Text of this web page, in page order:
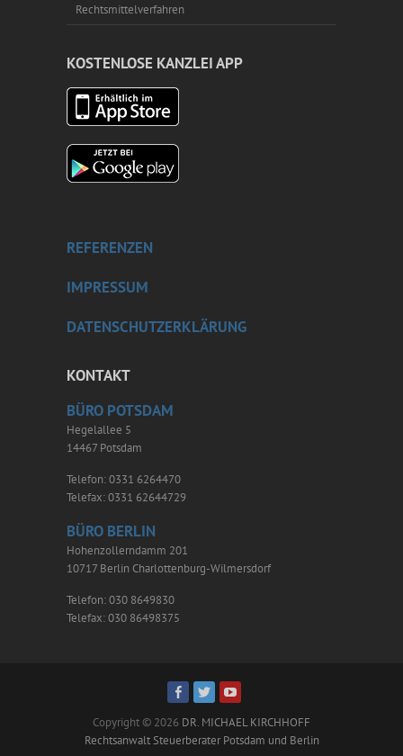
Rechtsmittelverfahren
KOSTENLOSE KANZLEI APP
REFERENZEN
IMPRESSUM
DATENSCHUTZERKLÄRUNG
KONTAKT
BÜRO POTSDAM
Hegelallee 5
14467 Potsdam
Telefon: 0331 6264470
Telefax: 0331 62644729
BÜRO BERLIN
Hohenzollerndamm 201
10717 Berlin Charlottenburg-Wilmersdorf
Telefon: 030 8649830
Telefax: 030 86498375
Copyright © 2026 DR. MICHAEL KIRCHHOFF
Rechtsanwalt Steuerberater Potsdam und Berlin